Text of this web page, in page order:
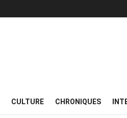
CULTURE CHRONIQUES